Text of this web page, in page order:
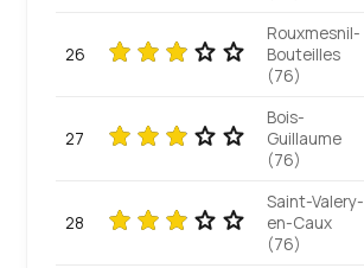
26
Rouxmesnil-
Bouteilles
(76)
27
Bois-
Guillaume
(76)
28
Saint-Valery-
en-Caux
(76)